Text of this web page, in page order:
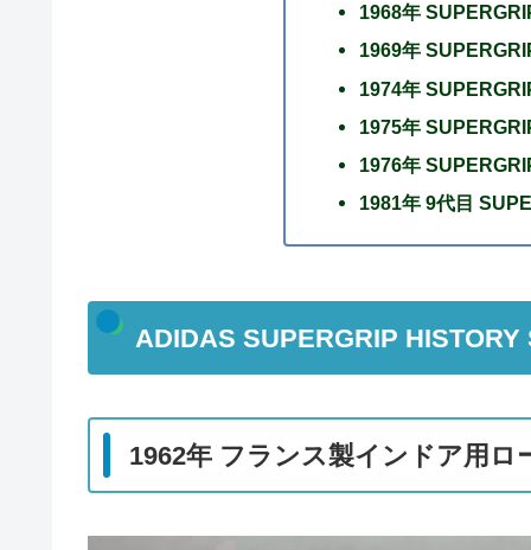
1968年
1969年
1974年
1975年
1976年
1981年 9代目
ADIDAS SUPERGRIP HISTORY
1962年 フランス製インドア用ロ